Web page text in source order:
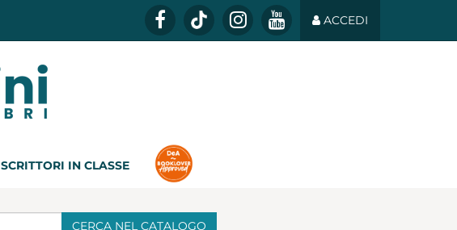
ACCEDI
SCRITTORI IN CLASSE
CERCA NEL CATALOGO